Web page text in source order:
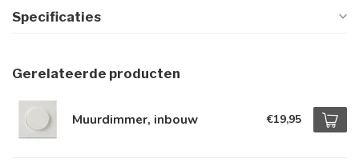
Specificaties
Gerelateerde producten
Muurdimmer, inbouw €19,95